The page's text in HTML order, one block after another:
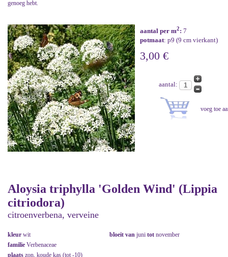
genoeg hebt.
aantal per m2: 7
potmaat: p9 (9 cm vierkant)
3,00 €
aantal:
Aloysia triphylla 'Golden Wind' (Lippia
citriodora)
citroenverbena, verveine
kleur wit bloeit van juni tot november
familie Verbenaceae
plaats zon, koude kas (tot -10)